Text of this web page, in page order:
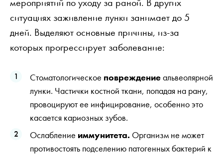
ситуациях заживление лунки занимает до 5
дней. Выделяют основные причины, из-за
которых прогрессирует заболевание:
Стоматологическое повреждениеальвеолярной
лунки. Частички костной ткани, попадая на рану,
провоцируют ее инфицирование, особенно это
касается кариозных зубов.
Ослабление иммунитета. Организм не может
противостоять подселению патогенных бактерий к